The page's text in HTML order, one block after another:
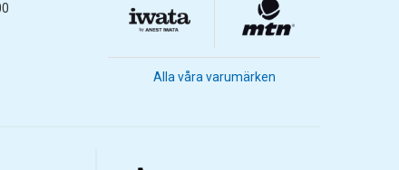
Alla våra varumärken